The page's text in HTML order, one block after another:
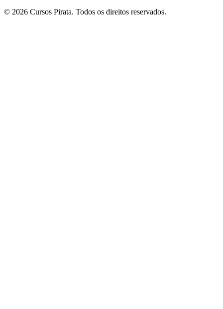
© 2026 Cursos Pirata. Todos os direitos reservados.